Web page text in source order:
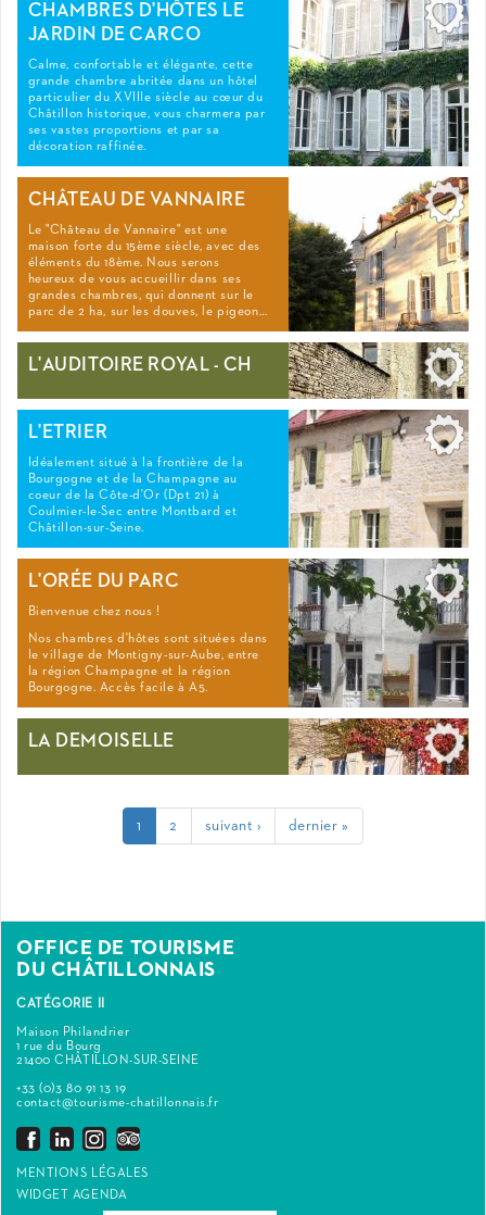
CHAMBRES D'HÔTES LE
JARDIN DE CARCO
Calme, confortable et élégante, cette
grande chambre abritée dans un hôtel
particulier du XVIIIe siècle au cœur du
Châtillon historique, vous charmera par
ses vastes proportions et par sa
décoration raffinée.
CHÂTEAU DE VANNAIRE
Le "Château de Vannaire" est une
maison forte du 15ème siècle, avec des
éléments du 18ème. Nous serons
heureux de vous accueillir dans ses
grandes chambres, qui donnent sur le
parc de 2 ha, sur les douves, le pigeon…
L'AUDITOIRE ROYAL - CH
L'ETRIER
Idéalement situé à la frontière de la
Bourgogne et de la Champagne au
coeur de la Côte-d'Or (Dpt 21) à
Coulmier-le-Sec entre Montbard et
Châtillon-sur-Seine.
L'ORÉE DU PARC
Bienvenue chez nous !
Nos chambres d'hôtes sont situées dans
le village de Montigny-sur-Aube, entre
la région Champagne et la région
Bourgogne. Accès facile à A5.
LA DEMOISELLE
1 2 suivant › dernier »
OFFICE DE TOURISME
DU CHÂTILLONNAIS
CATÉGORIE II
Maison Philandrier
1 rue du Bourg
21400 CHÂTILLON-SUR-SEINE
+33 (0)3 80 91 13 19
contact@tourisme-chatillonnais.fr
MENTIONS LÉGALES
WIDGET AGENDA